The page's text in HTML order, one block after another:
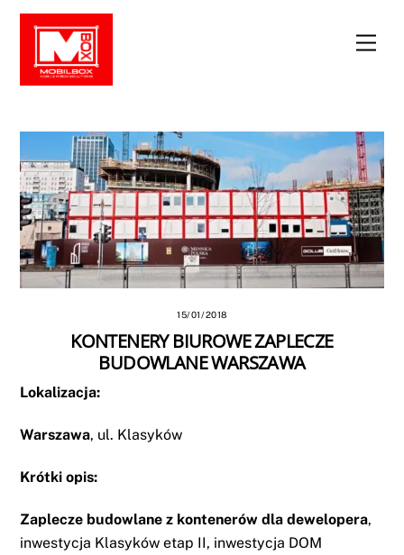
Skip
content
15/01/2018
KONTENERY BIUROWE ZAPLECZE
BUDOWLANE WARSZAWA
Lokalizacja:
Warszawa, ul. Klasyków
Krótki opis:
Zaplecze budowlane z kontenerów dla dewelopera,
inwestycja Klasyków etap II, inwestycja DOM